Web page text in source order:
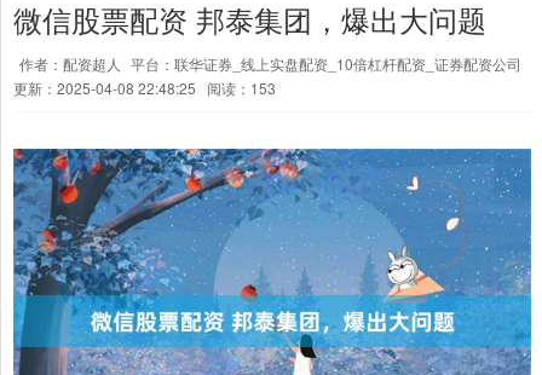
微信股票配资 邦泰集团，爆出大问题
作者：配资超人
平台：联华证券_线上实盘配资_10倍杠杆配资_证券配资公司
更新：2025-04-08 22:48:25
阅读：153